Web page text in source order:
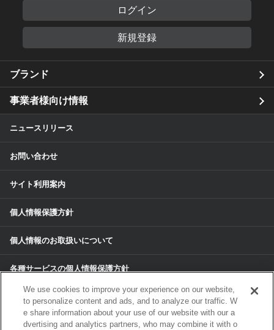
ログイン
新規登録
ブランド
事業者様向け情報
ニュースリリース
お問い合わせ
サイト利用案内
個人情報保護方針
個人情報のお取扱いについて
各種サービスの個人情報保護方針
サイトマップ
© 2024 ALPS ALPINE CO, LTD./ALPINE
We use cookies to improve your experience on our website,
to personalize content and ads, and to analyze our traffic. W
e share information about your use of our website with our a
dvertising and analytics partners, who may combine it with o